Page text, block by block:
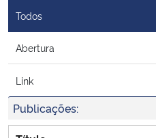
Ministério do Meio Ambiente
Ministério do Turismo
Todos
Abertura
Link
Publicações: